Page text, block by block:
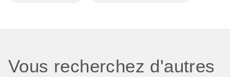
Vous recherchez d'autres